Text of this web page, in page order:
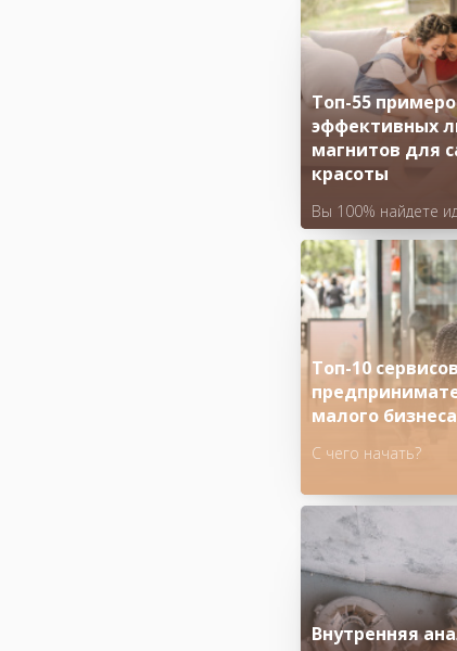
Топ-55
эффективных
магнитов для
красоты
Вы 100% найдете
подойдут для
Топ-10
малого бизнеса
С чего начать?
Внутренняя